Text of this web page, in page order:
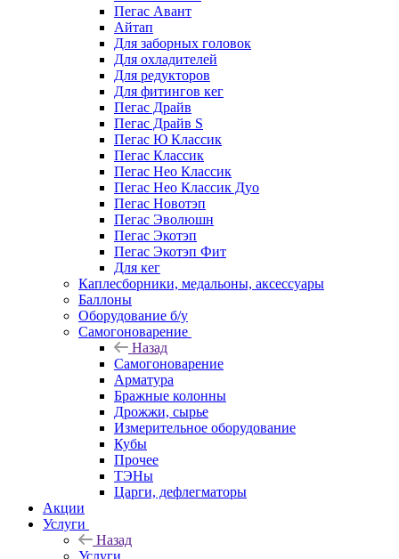
Пегас Авант
Айтап
Для заборных головок
Для охладителей
Для редукторов
Для фитингов кег
Пегас Драйв
Пегас Драйв S
Пегас Ю Классик
Пегас Классик
Пегас Нео Классик
Пегас Нео Классик Дуо
Пегас Новотэп
Пегас Эволюшн
Пегас Экотэп
Пегас Экотэп Фит
Для кег
Каплесборники, медальоны, аксессуары
Баллоны
Оборудование б/у
Самогоноварение
Назад
Самогоноварение
Арматура
Бражные колонны
Дрожжи, сырье
Измерительное оборудование
Кубы
Прочее
ТЭНы
Царги, дефлегматоры
Акции
Услуги
Назад
Услуги